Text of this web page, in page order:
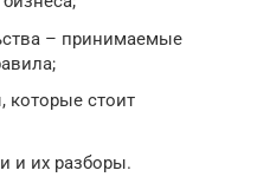
– принимаемые
которые стоит
и их разборы.